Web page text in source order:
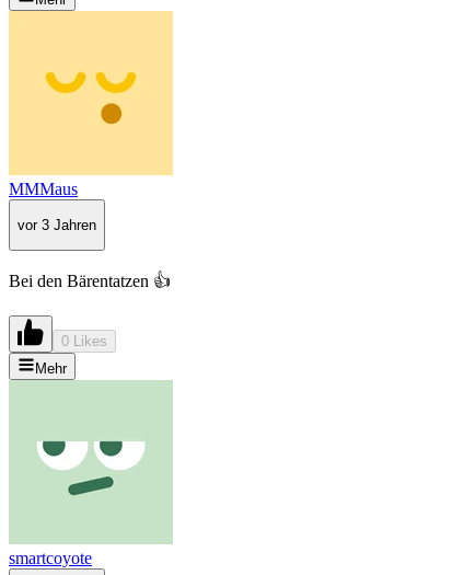
MMMaus
vor 3 Jahren
Bei den Bärentatzen 👍
0 Likes
Mehr
smartcoyote